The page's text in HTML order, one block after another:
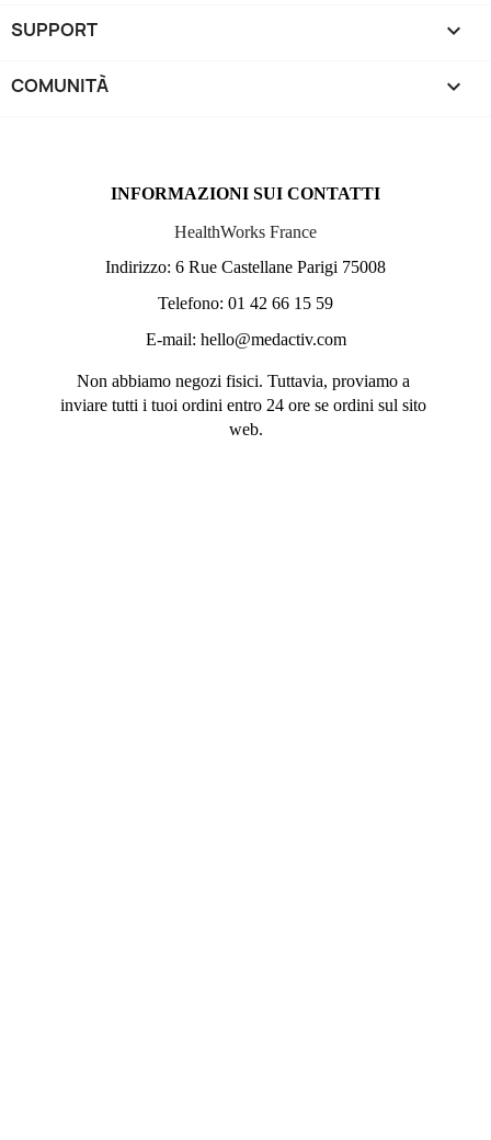
SUPPORT 
COMUNITÀ 
INFORMAZIONI SUI CONTATTI
HealthWorks France
Indirizzo: 6 Rue Castellane Parigi 75008
Telefono: 01 42 66 15 59
E-mail: hello@medactiv.com
Non abbiamo negozi fisici. Tuttavia, proviamo a
inviare tutti i tuoi ordini entro 24 ore se ordini sul sito
web.